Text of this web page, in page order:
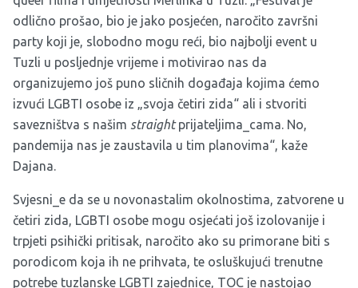
odlično prošao, bio je jako posjećen, naročito završni
party koji je, slobodno mogu reći, bio najbolji event u
Tuzli u posljednje vrijeme i motivirao nas da
organizujemo još puno sličnih događaja kojima ćemo
izvući LGBTI osobe iz „svoja četiri zida“ ali i stvoriti
savezništva s našim straightprijateljima_cama. No,
pandemija nas je zaustavila u tim planovima“, kaže
Dajana.
Svjesni_e da se u novonastalim okolnostima, zatvorene u
četiri zida, LGBTI osobe mogu osjećati još izolovanije i
trpjeti psihički pritisak, naročito ako su primorane biti s
porodicom koja ih ne prihvata, te osluškujući trenutne
potrebe tuzlanske LGBTI zajednice, TOC je nastojao